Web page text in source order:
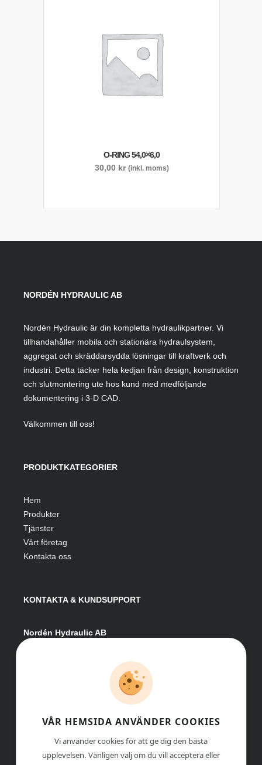
O-RING 54,0×6,0
30,00 kr (inkl. moms)
NORDÉN HYDRAULIC AB
Nordén Hydraulic är din kompletta hydraulikpartner. Vi
tillhandahåller mobila och stationära hydraulsystem,
aggregat och skräddarsydda lösningar till kraftverk och
industri. Detta täcker hela kedjan från design, konstruktion
och slutmontering ute hos kund med medföljande
dokumentering i 3-D CAD.
Välkommen till oss!
PRODUKTKATEGORIER
Hem
Produkter
Tjänster
Vårt företag
Kontakta oss
KONTAKTA & KUNDSUPPORT
Nordén Hydraulic AB
info@nordenhydraulic.se
Org-nr: 556531-8424
VÅR HEMSIDA ANVÄNDER COOKIES
Vi använder cookies för att ge dig den bästa
upplevelsen. Vänligen välj om du vill acceptera eller